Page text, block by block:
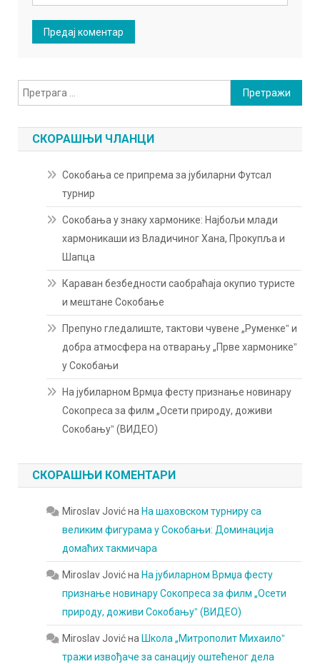
Претрага
за:
СКОРАШЊИ ЧЛАНЦИ
Сокобања се припрема за јубиларни Футсал
турнир
Сокобања у знаку хармонике: Најбољи млади
хармоникаши из Владичиног Хана, Прокупља и
Шапца
Караван безбедности саобраћаја окупио туристе
и мештане Сокобање
Препуно гледалиште, тактови чувене „Руменкеˮ и
добра атмосфера на отварању „Прве хармоникеˮ
у Сокобањи
На јубиларном Врмџа фесту признање новинару
Сокопреса за филм „Осети природу, доживи
Сокобањуˮ (ВИДЕО)
СКОРАШЊИ КОМЕНТАРИ
Miroslav Jovićна На шаховском турниру са
великим фигурама у Сокобањи: Доминација
домаћих такмичара
Miroslav Jovićна На јубиларном Врмџа фесту
признање новинару Сокопреса за филм „Осети
природу, доживи Сокобањуˮ (ВИДЕО)
Miroslav Jovićна Школа „Митрополит Михаилоˮ
тражи извођаче за санацију оштећеног дела